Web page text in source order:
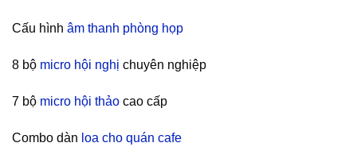
Cấu hình âm thanh phòng họp
8 bộ micro hội nghị chuyên nghiệp
7 bộ micro hội thảo cao cấp
Combo dàn loa cho quán cafe